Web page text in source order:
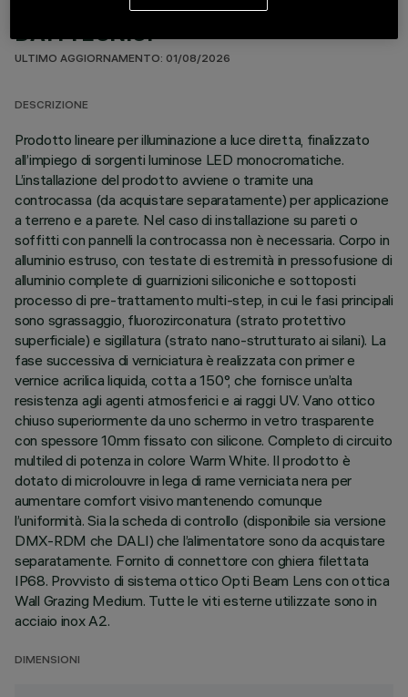
DATI TECNICI
ULTIMO AGGIORNAMENTO: 01/08/2026
DESCRIZIONE
Prodotto lineare per illuminazione a luce diretta, finalizzato
all’impiego di sorgenti luminose LED monocromatiche.
L’installazione del prodotto avviene o tramite una
controcassa (da acquistare separatamente) per applicazione
a terreno e a parete. Nel caso di installazione su pareti o
soffitti con pannelli la controcassa non è necessaria. Corpo in
alluminio estruso, con testate di estremità in pressofusione di
alluminio complete di guarnizioni siliconiche e sottoposti
processo di pre-trattamento multi-step, in cui le fasi principali
sono sgrassaggio, fluorozirconatura (strato protettivo
superficiale) e sigillatura (strato nano-strutturato ai silani). La
fase successiva di verniciatura è realizzata con primer e
vernice acrilica liquida, cotta a 150°, che fornisce un’alta
resistenza agli agenti atmosferici e ai raggi UV. Vano ottico
chiuso superiormente da uno schermo in vetro trasparente
con spessore 10mm fissato con silicone. Completo di circuito
multiled di potenza in colore Warm White. Il prodotto è
dotato di microlouvre in lega di rame verniciata nera per
aumentare comfort visivo mantenendo comunque
l’uniformità. Sia la scheda di controllo (disponibile sia versione
DMX-RDM che DALI) che l’alimentatore sono da acquistare
separatamente. Fornito di connettore con ghiera filettata
IP68. Provvisto di sistema ottico Opti Beam Lens con ottica
Wall Grazing Medium. Tutte le viti esterne utilizzate sono in
acciaio inox A2.
DIMENSIONI